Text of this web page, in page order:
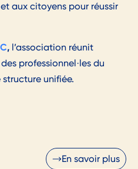
aux citoyens pour réussir
, l’association réunit
professionnel·les du
unifiée.
En savoir plus